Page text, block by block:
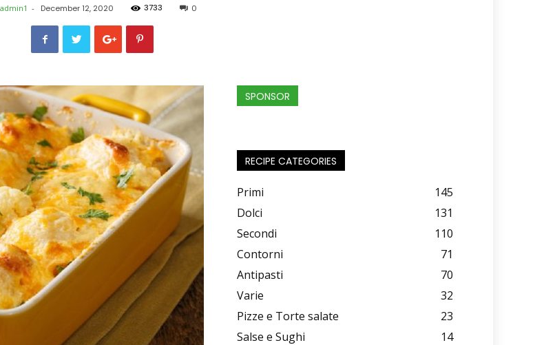
Sapori
admin1 - December 12, 2020 3733 0
SPONSOR
RECIPE CATEGORIES
Primi
145
Dolci
131
Secondi
110
Contorni
71
Antipasti
70
Varie
32
Pizze e Torte salate
23
Salse e Sughi
14